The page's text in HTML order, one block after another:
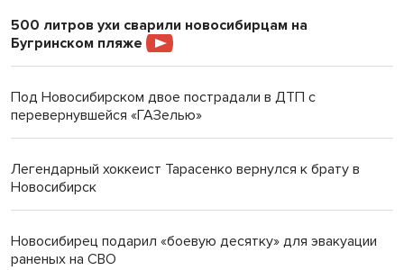
500 литров ухи сварили новосибирцам на
Бугринском пляже
Под Новосибирском двое пострадали в ДТП с
перевернувшейся «ГАЗелью»
Легендарный хоккеист Тарасенко вернулся к брату в
Новосибирск
Новосибирец подарил «боевую десятку» для эвакуации
раненых на СВО